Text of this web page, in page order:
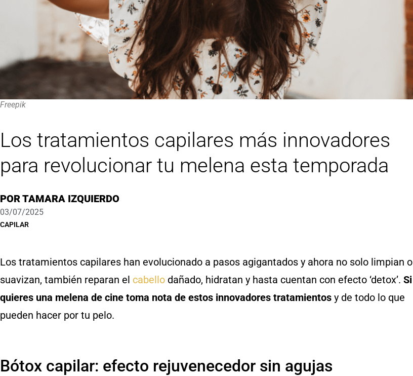
Freepik
Los tratamientos capilares más innovadores
para revolucionar tu melena esta temporada
PORTAMARA IZQUIERDO
03/07/2025
CAPILAR
Los tratamientos capilares han evolucionado a pasos agigantados y ahora no solo limpian o
suavizan, también reparan el cabello dañado, hidratan y hasta cuentan con efecto ‘detox’. Si
quieres una melena de cine toma nota de estos innovadores tratamientos y de todo lo que
pueden hacer por tu pelo.
Bótox capilar: efecto rejuvenecedor sin agujas